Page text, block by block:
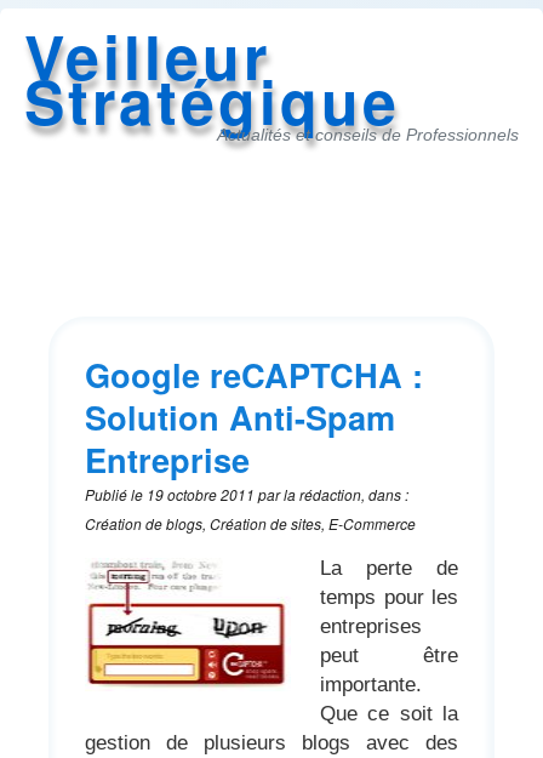
Veilleur
Stratégique
Actualités et conseils de Professionnels
Google reCAPTCHA :
Solution Anti-Spam
Entreprise
Publié le 19 octobre 2011 parla rédaction, dans :
Création de blogs, Création de sites, E-Commerce
La perte de
temps pour les
entreprises
peut être
importante.
Que ce soit la
gestion de plusieurs blogs avec des